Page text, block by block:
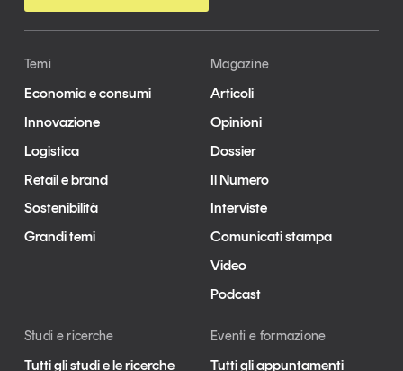
Temi
Economia e consumi
Innovazione
Logistica
Retail e brand
Sostenibilità
Grandi temi
Magazine
Articoli
Opinioni
Dossier
Il Numero
Interviste
Comunicati stampa
Video
Podcast
Studi e ricerche
Tutti gli studi e le ricerche
Eventi e formazione
Tutti gli appuntamenti